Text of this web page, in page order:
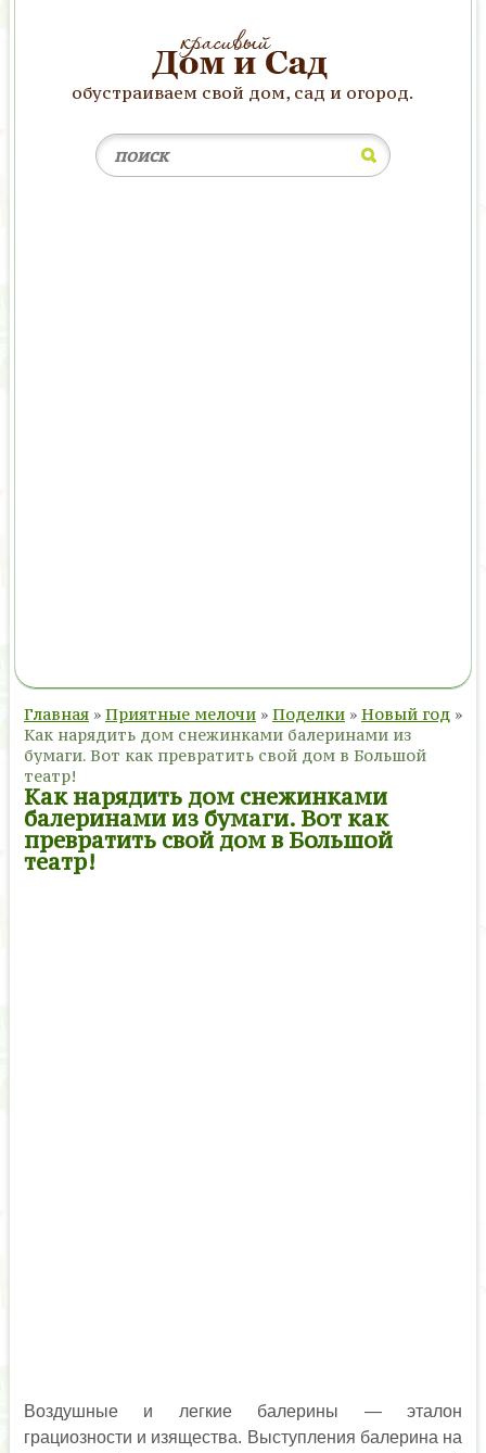
обустраиваем свой дом, сад и огород.
Главная » Приятные мелочи » Поделки » Новый год »
Как нарядить дом снежинками балеринами из
бумаги. Вот как превратить свой дом в Большой
театр!
Как нарядить дом снежинками
балеринами из бумаги. Вот как
превратить свой дом в Большой
театр!
Воздушные и легкие балерины — эталон
грациозности и изящества. Выступления балерина на